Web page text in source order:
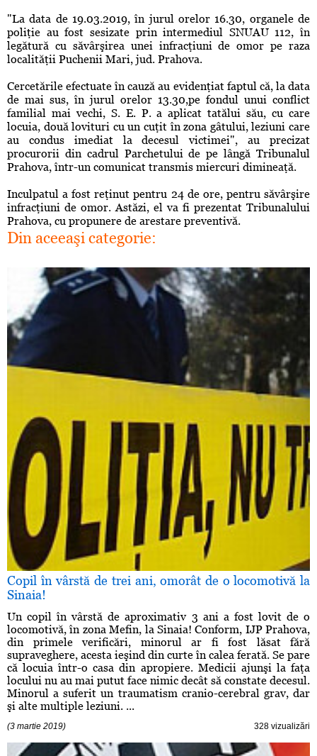
"La data de 19.03.2019, în jurul orelor 16.30, organele de
poliţie au fost sesizate prin intermediul SNUAU 112, în
legătură cu săvârşirea unei infracţiuni de omor pe raza
localităţii Puchenii Mari, jud. Prahova.
Cercetările efectuate în cauză au evidenţiat faptul că, la data
de mai sus, în jurul orelor 13.30,pe fondul unui conflict
familial mai vechi, S. E. P. a aplicat tatălui său, cu care
locuia, două lovituri cu un cuţit în zona gâtului, leziuni care
au condus imediat la decesul victimei", au precizat
procurorii din cadrul Parchetului de pe lângă Tribunalul
Prahova, într-un comunicat transmis miercuri dimineaţă.
Inculpatul a fost reţinut pentru 24 de ore, pentru săvârşire
infracţiuni de omor. Astăzi, el va fi prezentat Tribunalului
Prahova, cu propunere de arestare preventivă.
Din aceeaşi categorie:
Copil în vârstă de trei ani, omorât de o locomotivă la
Sinaia!
Un copil în vârstă de aproximativ 3 ani a fost lovit de o
locomotivă, în zona Mefin, la Sinaia! Conform, IJP Prahova,
din primele verificări, minorul ar fi fost lăsat fără
supraveghere, acesta ieşind din curte în calea ferată. Se pare
că locuia într-o casa din apropiere. Medicii ajunşi la faţa
locului nu au mai putut face nimic decât să constate decesul.
Minorul a suferit un traumatism cranio-cerebral grav, dar
şi alte multiple leziuni. ...
(3 martie 2019) 328 vizualizări